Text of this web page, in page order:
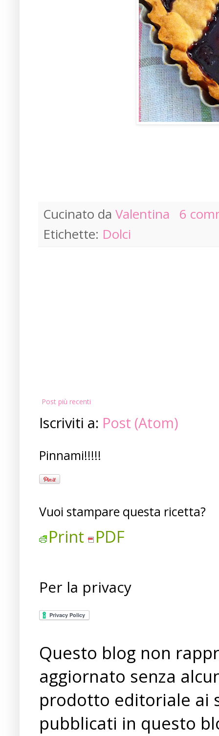
Cucinato da Valentina
6
Etichette: Dolci
Post più recenti
Iscriviti a: Post (Atom)
Pinnami!!!!!
Vuoi stampare questa ricetta?
Print PDF
Per la privacy
Questo blog non
aggiornato senza
prodotto editoriale ai
pubblicati in questo